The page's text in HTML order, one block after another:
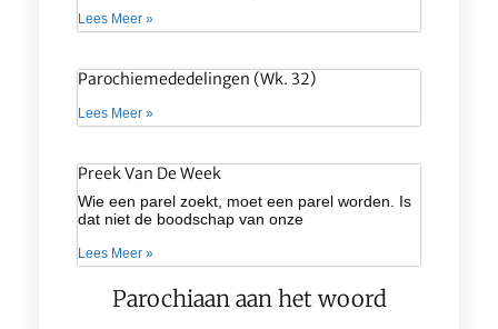
Lees Meer »
Parochiemededelingen (wk. 32)
Lees Meer »
Preek Van De Week
Wie een parel zoekt, moet een parel worden. Is
dat niet de boodschap van onze
Lees Meer »
Parochiaan aan het woord